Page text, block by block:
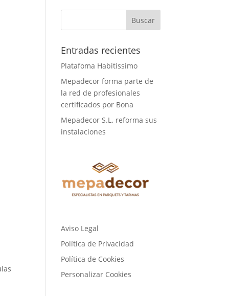
Entradas recientes
Platafoma Habitissimo
Mepadecor forma parte de
la red de profesionales
certificados por Bona
Mepadecor S.L. reforma sus
instalaciones
Aviso Legal
Política de Privacidad
Política de Cookies
Personalizar Cookies